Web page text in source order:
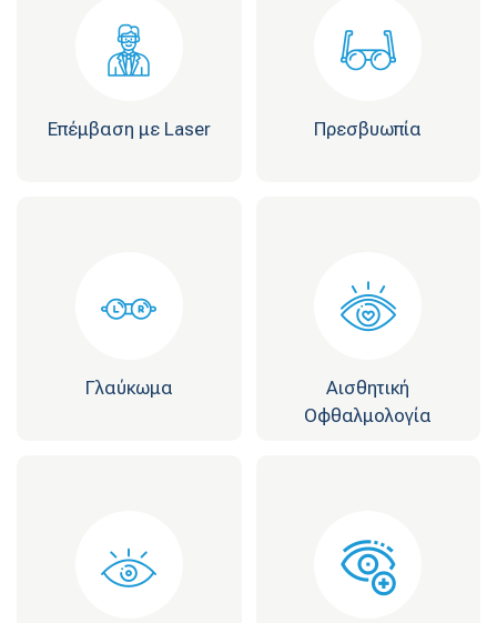
Επέμβαση με Laser Πρεσβυωπία
Γλαύκωμα
Αισθητική
Οφθαλμολογία